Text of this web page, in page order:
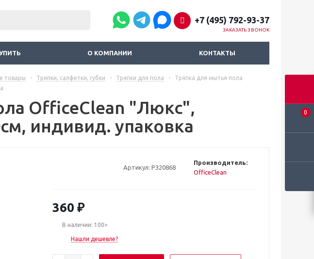
0
+7 (495) 792-93-37
ЗАКАЗАТЬ ЗВОНОК
О КОМПАНИИ КОНТАКТЫ
товары - Тряпки, салфетки, губки - Тряпки для пола -
Тряпка для мытья пола
OfficeClean "Люкс",
индивид. упаковка
Артикул: Р320868
Производитель:
OfficeClean
360 ₽
В наличии: 100>
Нашли дешевле?